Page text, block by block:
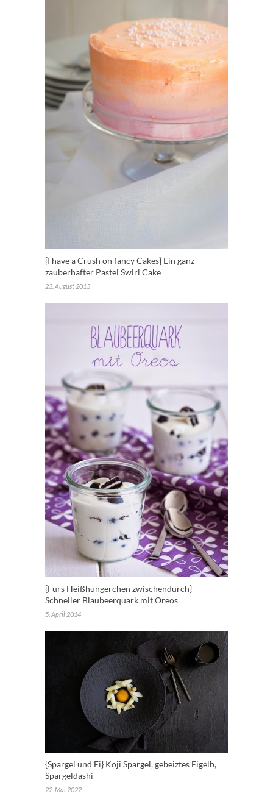
{I have a Crush on fancy Cakes} Ein ganz
zauberhafter Pastel Swirl Cake
23. August 2013
{Fürs Heißhüngerchen zwischendurch}
Schneller Blaubeerquark mit Oreos
5. April 2014
{Spargel und Ei} Koji Spargel, gebeiztes Eigelb,
Spargeldashi
22. Mai 2022